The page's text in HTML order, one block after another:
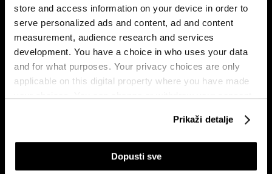
store and access information on your device in order to
serve personalized ads and content, ad and content
measurement, audience research and services
development. You have a choice in who uses your data
and for what purposes. Your privacy choices are only
applicable on this digital property where you have made
If you allow, we would also like to:
Collect information about your geographical
Prikaži detalje
Dopusti sve
Drvna industrija BiH izlazi iz